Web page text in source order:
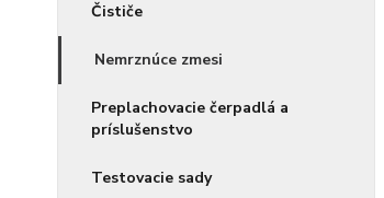
Čističe
Nemrznúce zmesi
Preplachovacie čerpadlá a
príslušenstvo
Testovacie sady